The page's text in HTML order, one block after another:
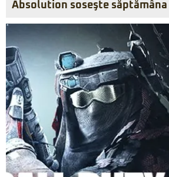
Absolution soseşte